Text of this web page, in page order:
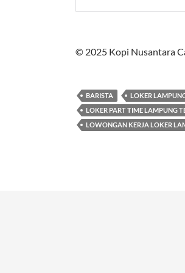
© 2025 Kopi Nusantara
BARISTA
LOKER
LOKER PART TIME LAMPUNG
LOWONGAN KERJA LOKER